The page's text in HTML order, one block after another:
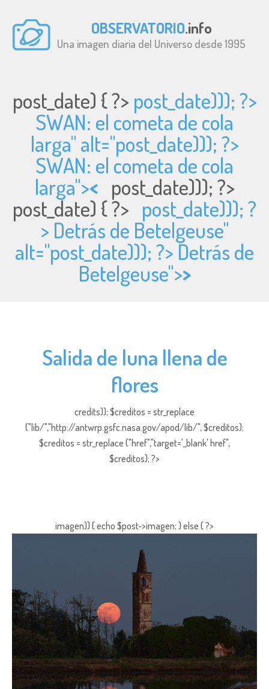
OBSERVATORIO.info
Una imagen diaria del Universo desde 1995
post_date) { ?> post_date))); ?>
SWAN: el cometa de cola
larga" alt="post_date))); ?>
SWAN: el cometa de cola
larga">< post_date))); ?>
post_date) { ?> post_date))); ?
> Detrás de Betelgeuse"
alt="post_date))); ?> Detrás de
Betelgeuse">>
Salida de luna llena de
flores
credits)); $creditos = str_replace
("lib/","http://antwrp.gsfc.nasa.gov/apod/lib/", $creditos);
$creditos = str_replace ("href","target='_blank' href",
$creditos); ?>
imagen)) { echo $post->imagen; } else { ?>